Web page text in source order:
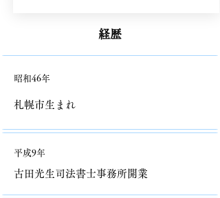
経歴
昭和46年
札幌市生まれ
平成9年
古田光生司法書士事務所開業